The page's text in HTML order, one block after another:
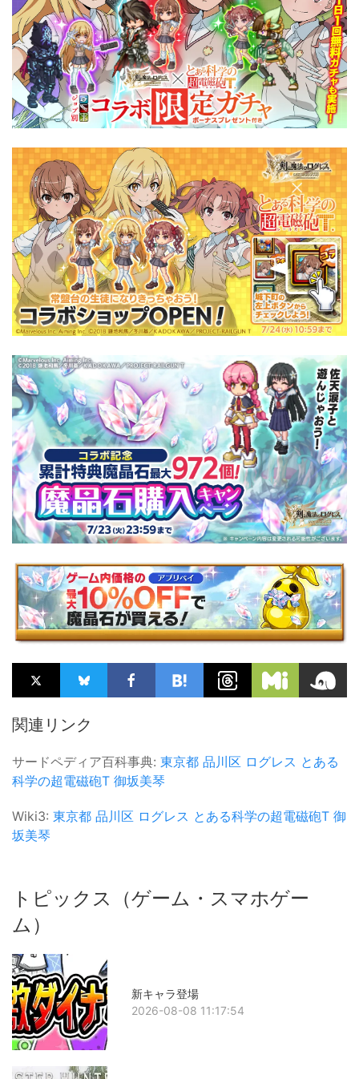
関連リンク
サードペディア百科事典: 東京都 品川区 ログレス とある
科学の超電磁砲T 御坂美琴
Wiki3: 東京都 品川区 ログレス とある科学の超電磁砲T 御
坂美琴
トピックス（ゲーム・スマホゲー
ム）
新キャラ登場
2026-08-08 11:17:54